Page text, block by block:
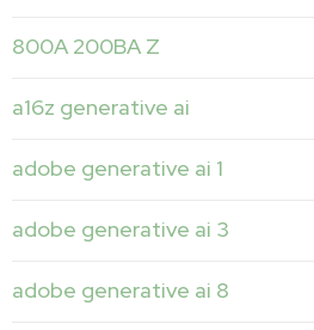
800A 200BA Z
a16z generative ai
adobe generative ai 1
adobe generative ai 3
adobe generative ai 8